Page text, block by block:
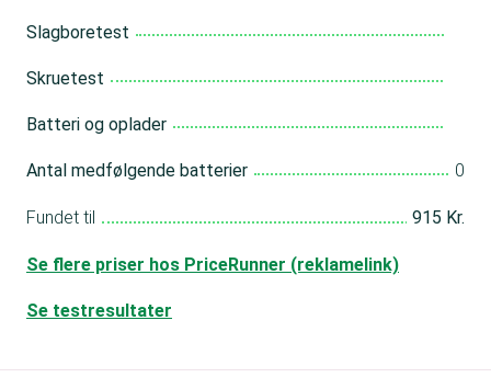
Slagboretest
Skruetest
Batteri og oplader
Antal medfølgende batterier 0
Fundet til 915 Kr.
Se flere priser hos PriceRunner (reklamelink)
Se testresultater